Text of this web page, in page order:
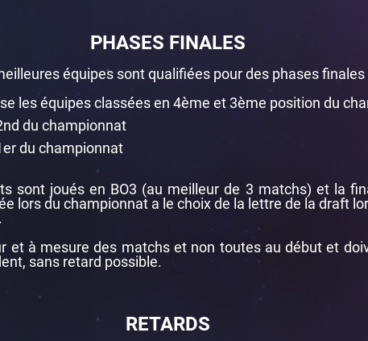
PHASES FINALES
équipes sont qualifiées pour des phases
les équipes classées en 4ème et 3ème position du
du championnat
du championnat
sont joués en BO3 (au meilleur de 3 matchs) et la
lors du championnat a le choix de la lettre de la draft
et à mesure des matchs et non toutes au début et
sans retard possible.
RETARDS